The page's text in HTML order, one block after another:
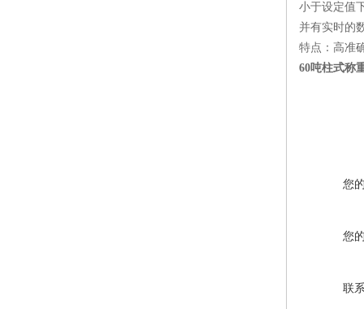
小于设定值
并有实时的
特点：高准
60吨柱式称
您
您
联